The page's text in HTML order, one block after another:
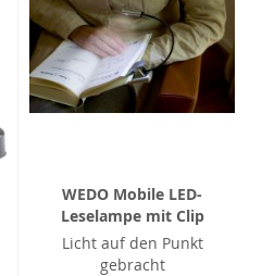
WEDO Mobile LED-
Leselampe mit Clip
Licht auf den Punkt
gebracht